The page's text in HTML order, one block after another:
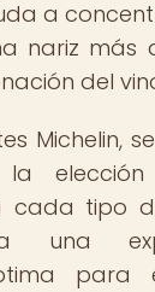
a
nariz más
del
Michelin,
la
cada tipo
una
para